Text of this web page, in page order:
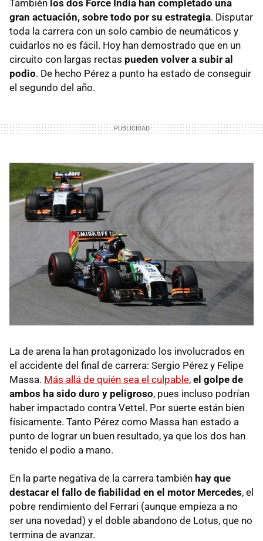
También los dos Force India han completado una
gran actuación, sobre todo por su estrategia. Disputar
toda la carrera con un solo cambio de neumáticos y
cuidarlos no es fácil. Hoy han demostrado que en un
circuito con largas rectas pueden volver a subir al
podio. De hecho Pérez a punto ha estado de conseguir
el segundo del año.
La de arena la han protagonizado los involucrados en
el accidente del final de carrera: Sergio Pérez y Felipe
Massa. Más allá de quién sea el culpable, el golpe de
ambos ha sido duro y peligroso, pues incluso podrían
haber impactado contra Vettel. Por suerte están bien
físicamente. Tanto Pérez como Massa han estado a
punto de lograr un buen resultado, ya que los dos han
tenido el podio a mano.
En la parte negativa de la carrera también hay que
destacar el fallo de fiabilidad en el motor Mercedes, el
pobre rendimiento del Ferrari (aunque empieza a no
ser una novedad) y el doble abandono de Lotus, que no
termina de avanzar.